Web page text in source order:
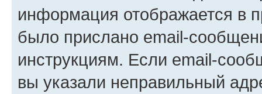
информация отображается в
было прислано email-
инструкциям. Если email-
вы указали неправильный